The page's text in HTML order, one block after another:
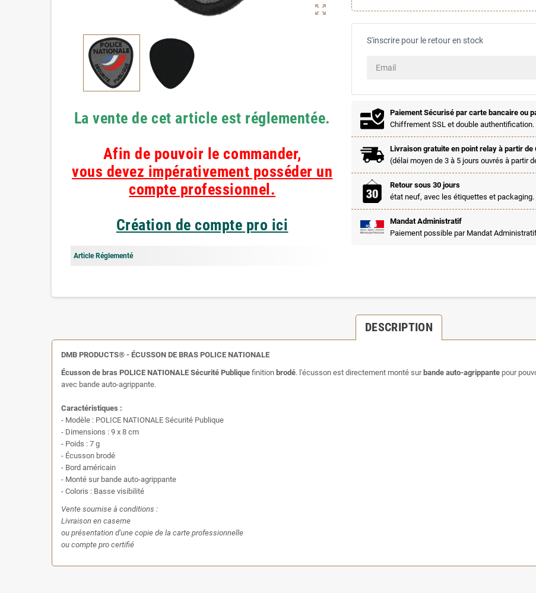
zoom_out_map
La vente de cet article est réglementée.
Afin de pouvoir le commander,
vous devez impérativement posséder un
compte professionnel.
Création de compte pro ici
Article Réglementé
S'inscrire pour le retour en stock
Paiement Sécurisé par carte bancaire ou
Chiffrement SSL et double authentification.
Livraison gratuite en point relay à partir de
(délai moyen de 3 à 5 jours ouvrés à partir
Retour sous 30 jours
état neuf, avec les étiquettes et packaging.
Mandat Administratif
Paiement possible par Mandat
DESCRIPTION
DMB PRODUCTS® - ÉCUSSON DE BRAS POLICE NATIONALE
Écusson de bras POLICE NATIONALE Sécurité Publique finition brodé. l'écusson est directement monté sur bande auto-agrippante pour
avec bande auto-agrippante.
Caractéristiques :
- Modèle : POLICE NATIONALE Sécurité Publique
- Dimensions : 9 x 8 cm
- Poids : 7 g
- Écusson brodé
- Bord américain
- Monté sur bande auto-agrippante
- Coloris : Basse visibilité
Vente soumise à conditions :
Livraison en caserne
ou présentation d'une copie de la carte professionnelle
ou compte pro certifié